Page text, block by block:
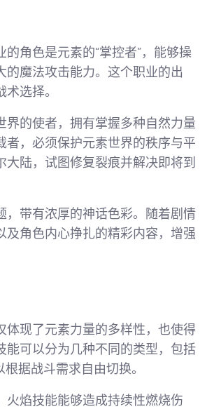
角色是元素的“掌控者”，能够操
魔法攻击能力。这个职业的出
选择。
的使者，拥有掌握多种自然力量
，必须保护元素世界的秩序与平
陆，试图修复裂痕并解决即将到
带有浓厚的神话色彩。随着剧情
角色内心挣扎的精彩内容，增强
现了元素力量的多样性，也使得
能可以分为几种不同的类型，包括
据战斗需求自由切换。
火焰技能能够造成持续性燃烧伤